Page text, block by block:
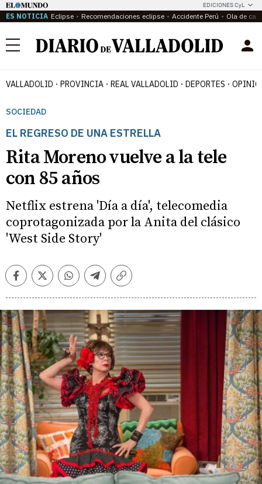
EDICIONES CyL
ES NOTICIA Eclipse Recomendaciones eclipse Accidente Perú Ola de
Menú
VALLADOLID PROVINCIA REAL VALLADOLID DEPORTES
SOCIEDAD
EL REGRESO DE UNA ESTRELLA
Rita Moreno vuelve a la tele
con 85 años
Netflix estrena 'Día a día', telecomedia
coprotagonizada por la Anita del clásico
'West Side Story'
FacebookTwitterWhatsappTelegramCopiar